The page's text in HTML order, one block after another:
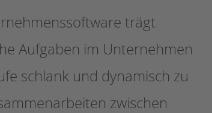
trägt
Aufgaben im Unternehmen
schlank und dynamisch zu
zwischen